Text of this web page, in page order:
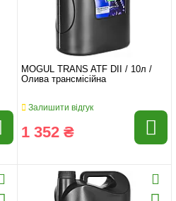
MOGUL TRANS ATF DII / 10л /
Олива трансмісійна
Залишити відгук
1 352 ₴